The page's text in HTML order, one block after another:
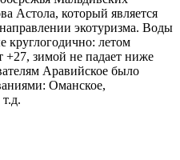
Астола, который является
экотуризма. Воды
круглогодично: летом
+27, зимой не падает ниже
Аравийское было
Оманское,